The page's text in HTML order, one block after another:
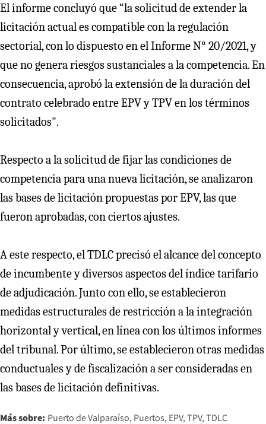
El informe concluyó que “la solicitud de extender la
licitación actual es compatible con la regulación
sectorial, con lo dispuesto en el Informe N° 20/2021, y
que no genera riesgos sustanciales a la competencia. En
consecuencia, aprobó la extensión de la duración del
contrato celebrado entre EPV y TPV en los términos
solicitados".
Respecto a la solicitud de fijar las condiciones de
competencia para una nueva licitación, se analizaron
las bases de licitación propuestas por EPV, las que
fueron aprobadas, con ciertos ajustes.
A este respecto, el TDLC precisó el alcance del concepto
de incumbente y diversos aspectos del índice tarifario
de adjudicación. Junto con ello, se establecieron
medidas estructurales de restricción a la integración
horizontal y vertical, en línea con los últimos informes
del tribunal. Por último, se establecieron otras medidas
conductuales y de fiscalización a ser consideradas en
las bases de licitación definitivas.
Más sobre: Puerto de Valparaíso Puertos EPV TPV TDLC